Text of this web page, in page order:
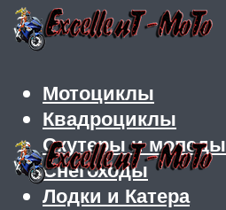
Мотоциклы
Квадроциклы
Скутеры и мопеды
Снегоходы
Лодки и Катера